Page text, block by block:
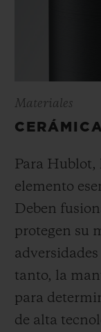
Materiales
CERÁMICA
Para Hublot,
elemento
Deben
protegen su
tanto, la
para
de alta